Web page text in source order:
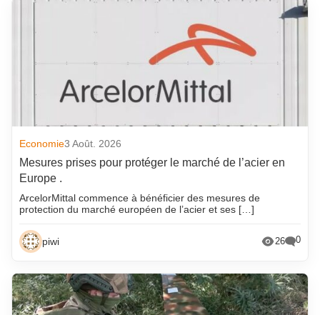
Economie3 Août. 2026
Mesures prises pour protéger le marché de l’acier en
Europe .
ArcelorMittal commence à bénéficier des mesures de
protection du marché européen de l’acier et ses […]
piwi 26 0